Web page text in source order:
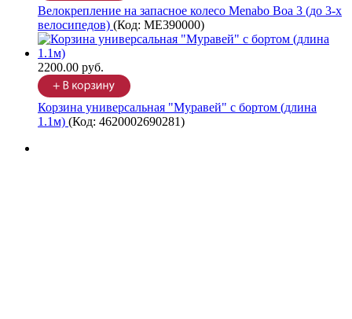
Велокрепление на запасное колесо Menabo Boa 3 (до 3-х
велосипедов) (Код: ME390000)
2200.00 руб.
Корзина универсальная "Муравей" с бортом (длина
1.1м) (Код: 4620002690281)